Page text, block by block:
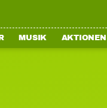
MUSIK AKTIONEN